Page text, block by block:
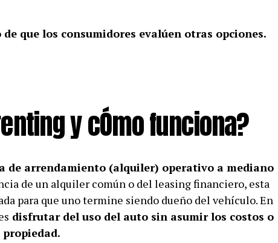
que los consumidores evalúen otras opciones.
y cÓmo funciona?
de arrendamiento (alquiler) operativo a mediano
de un alquiler común o del leasing financiero, esta
para que uno termine siendo dueño del vehículo. En
disfrutar del uso del auto sin asumir los costos o